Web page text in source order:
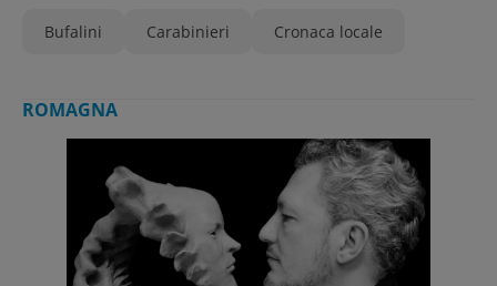
Bufalini Carabinieri Cronaca locale
ROMAGNA